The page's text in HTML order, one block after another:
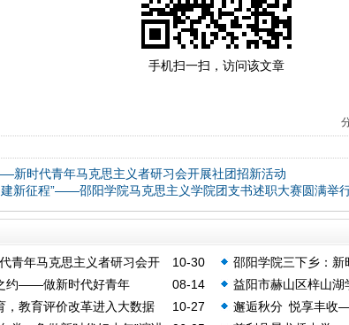
手机扫一扫，访问该文章
新时代青年马克思主义者研习会开展社团招新活动
新征程”——邵阳学院马克思主义学院团支书述职大赛圆满举
10-30
青年马克思主义者研习会开
邵阳学院三下乡：新
08-14
约——做新时代好青年
益阳市赫山区梓山
时代传承红色基因
10-27
，教育评价改革进入大数据
邂逅秋分 悦享丰收